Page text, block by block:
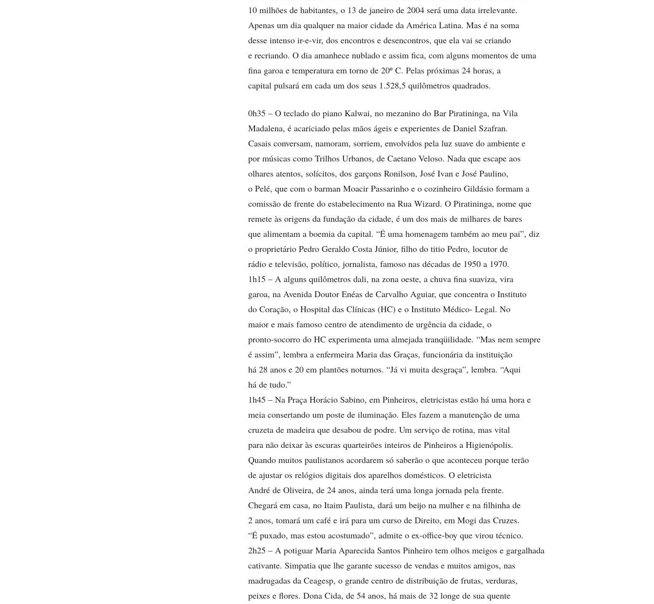
10 milhões de habitantes, o 13 de janeiro de 2004 será uma data irrelevante.
Apenas um dia qualquer na maior cidade da América Latina. Mas é na soma
desse intenso ir-e-vir, dos encontros e desencontros, que ela vai se criando
e recriando. O dia amanhece nublado e assim fica, com alguns momentos de uma
fina garoa e temperatura em torno de 20º C. Pelas próximas 24 horas, a
capital pulsará em cada um dos seus 1.528,5 quilômetros quadrados.
0h35 – O teclado do piano Kalwai, no mezanino do Bar Piratininga, na Vila
Madalena, é acariciado pelas mãos ágeis e experientes de Daniel Szafran.
Casais conversam, namoram, sorriem, envolvidos pela luz suave do ambiente e
por músicas como Trilhos Urbanos, de Caetano Veloso. Nada que escape aos
olhares atentos, solícitos, dos garçons Ronilson, José Ivan e José Paulino,
o Pelé, que com o barman Moacir Passarinho e o cozinheiro Gildásio formam a
comissão de frente do estabelecimento na Rua Wizard. O Piratininga, nome que
remete às origens da fundação da cidade, é um dos mais de milhares de bares
que alimentam a boemia da capital. “É uma homenagem também ao meu pai”, diz
o proprietário Pedro Geraldo Costa Júnior, filho do titio Pedro, locutor de
rádio e televisão, político, jornalista, famoso nas décadas de 1950 a 1970.
1h15 – A alguns quilômetros dali, na zona oeste, a chuva fina suaviza, vira
garoa, na Avenida Doutor Enéas de Carvalho Aguiar, que concentra o Instituto
do Coração, o Hospital das Clínicas (HC) e o Instituto Médico- Legal. No
maior e mais famoso centro de atendimento de urgência da cidade, o
pronto-socorro do HC experimenta uma almejada tranqüilidade. “Mas nem sempre
é assim”, lembra a enfermeira Maria das Graças, funcionária da instituição
há 28 anos e 20 em plantões noturnos. “Já vi muita desgraça”, lembra. “Aqui
há de tudo.”
1h45 – Na Praça Horácio Sabino, em Pinheiros, eletricistas estão há uma hora e
meia consertando um poste de iluminação. Eles fazem a manutenção de uma
cruzeta de madeira que desabou de podre. Um serviço de rotina, mas vital
para não deixar às escuras quarteirões inteiros de Pinheiros a Higienópolis.
Quando muitos paulistanos acordarem só saberão o que aconteceu porque terão
de ajustar os relógios digitais dos aparelhos domésticos. O eletricista
André de Oliveira, de 24 anos, ainda terá uma longa jornada pela frente.
Chegará em casa, no Itaim Paulista, dará um beijo na mulher e na filhinha de
2 anos, tomará um café e irá para um curso de Direito, em Mogi das Cruzes.
“É puxado, mas estou acostumado”, admite o ex-office-boy que virou técnico.
2h25 – A potiguar Maria Aparecida Santos Pinheiro tem olhos meigos e gargalhada
cativante. Simpatia que lhe garante sucesso de vendas e muitos amigos, nas
madrugadas da Ceagesp, o grande centro de distribuição de frutas, verduras,
peixes e flores. Dona Cida, de 54 anos, há mais de 32 longe de sua quente